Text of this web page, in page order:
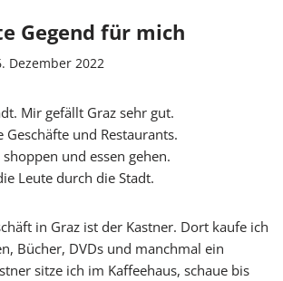
Gegend für mich
Dezember 2022
Mir gefällt Graz sehr gut.
und Restaurants.
und essen gehen.
Leute durch die Stadt.
in Graz ist der Kastner. Dort kaufe ich
Bücher, DVDs und manchmal ein
sitze ich im Kaffeehaus, schaue bis